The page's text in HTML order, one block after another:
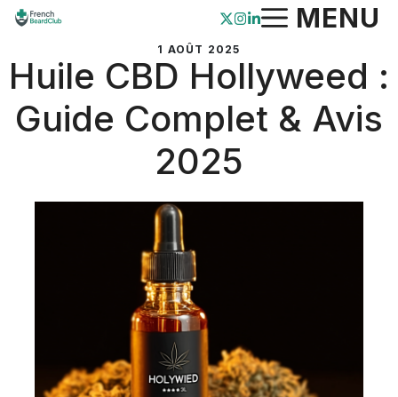
Aller
MENU
1 AOÛT 2025
Huile CBD Hollyweed :
Guide Complet & Avis
2025